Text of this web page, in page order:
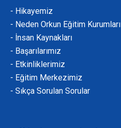
- Hikayemiz
- Neden Orkun Eğitim Kurumları
- İnsan Kaynakları
- Başarılarımız
- Etkinliklerimiz
- Eğitim Merkezimiz
- Sıkça Sorulan Sorular